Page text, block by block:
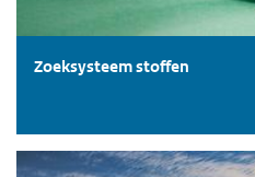
Zoeksysteem stoffen
Zeer Zorgwekkende Stoffen